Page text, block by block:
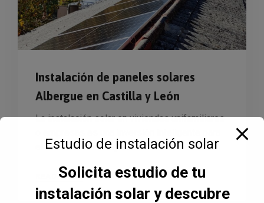
Instalación de paneles solares
Albergue en Castilla y León
La instalación solar en viviendas unifamiliares
el medio ambiente y el bolsillo.
READ MORE
Estudio de instalación solar
Solicita estudio de tu
instalación solar y descubre